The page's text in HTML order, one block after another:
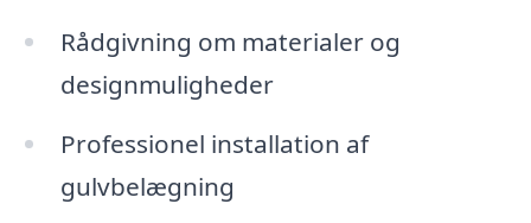
Rådgivning om materialer og
designmuligheder
Professionel installation af
gulvbelægning